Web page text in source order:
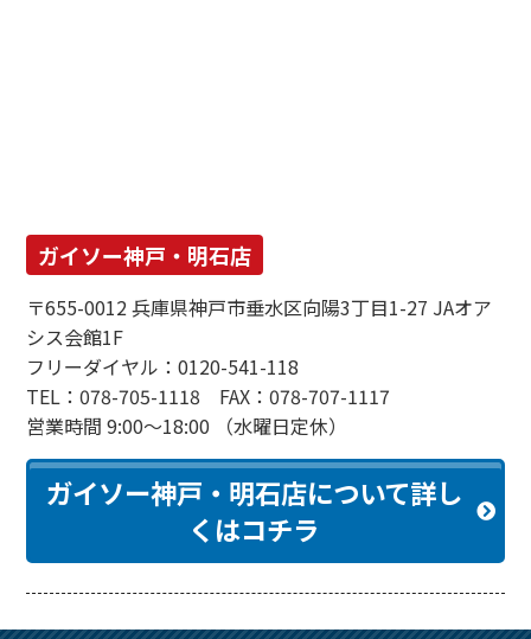
ガイソー神戸・明石店
〒655-0012 兵庫県神戸市垂水区向陽3丁目1-27 JAオア
シス会館1F
フリーダイヤル：0120-541-118
TEL：078-705-1118 FAX：078-707-1117
営業時間 9:00～18:00 （水曜日定休）
ガイソー神戸・明石店について詳し
くはコチラ